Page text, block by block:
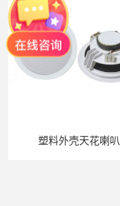
塑料外壳天花喇叭